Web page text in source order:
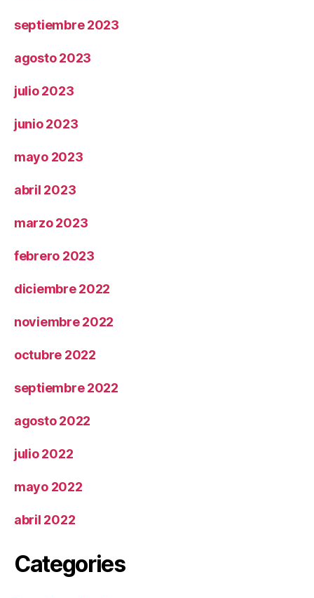
septiembre 2023
agosto 2023
julio 2023
junio 2023
mayo 2023
abril 2023
marzo 2023
febrero 2023
diciembre 2022
noviembre 2022
octubre 2022
septiembre 2022
agosto 2022
julio 2022
mayo 2022
abril 2022
Categories